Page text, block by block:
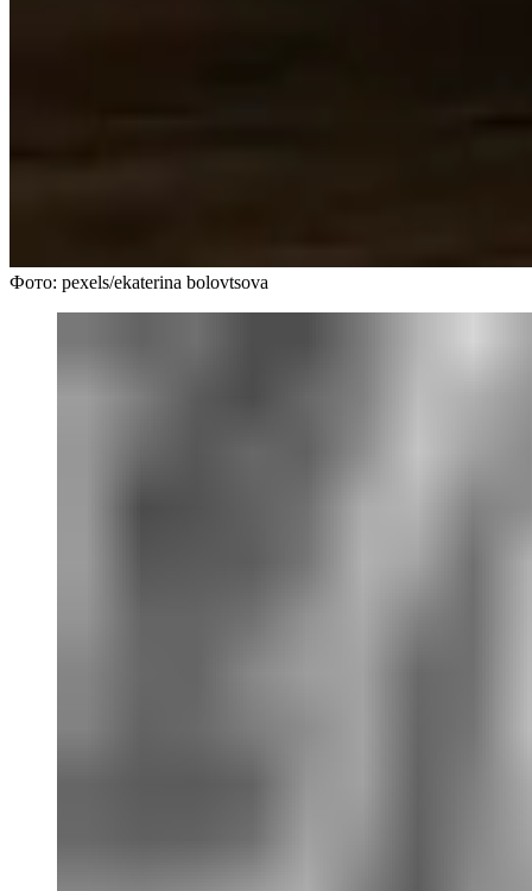
Фото: pexels/ekaterina bolovtsova